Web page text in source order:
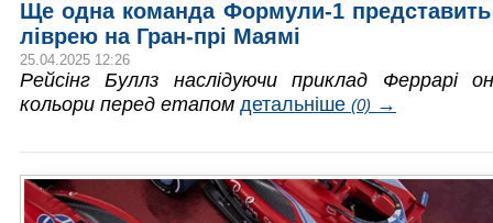
Ще одна команда Формули-1
ліврею на Гран-прі Маямі
25.04.2025 12:26
Рейсінг Буллз наслідуючи приклад Феррарі
кольори перед етапом детальніше (0) →